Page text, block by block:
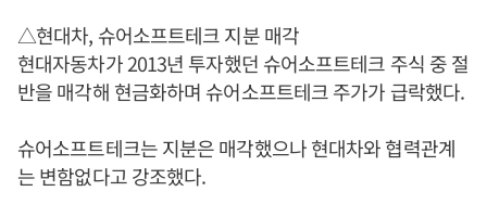
△현대차, 슈어소프트테크 지분 매각
현대자동차가 2013년 투자했던 슈어소프트테크 주식 중 절
반을 매각해 현금화하며 슈어소프트테크 주가가 급락했다.
슈어소프트테크는 지분은 매각했으나 현대차와 협력관계
는 변함없다고 강조했다.